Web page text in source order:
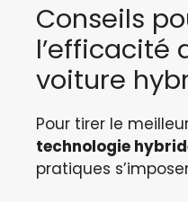
Conseils
l’efficacité
voiture
Pour tirer le
technologie
pratiques